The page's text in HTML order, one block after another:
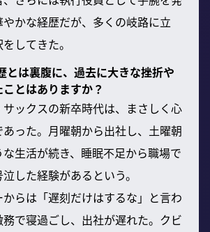
かな経歴だが、多くの岐路に立
してきた。
とは裏腹に、過去に大きな挫折や
とはありますか？
ックスの新卒時代は、まさしく心
った。月曜朝から出社し、土曜朝
生活が続き、睡眠不足から職場で
した経験があるという。
らは「遅刻だけはするな」と言わ
で寝過ごし、出社が遅れた。クビ